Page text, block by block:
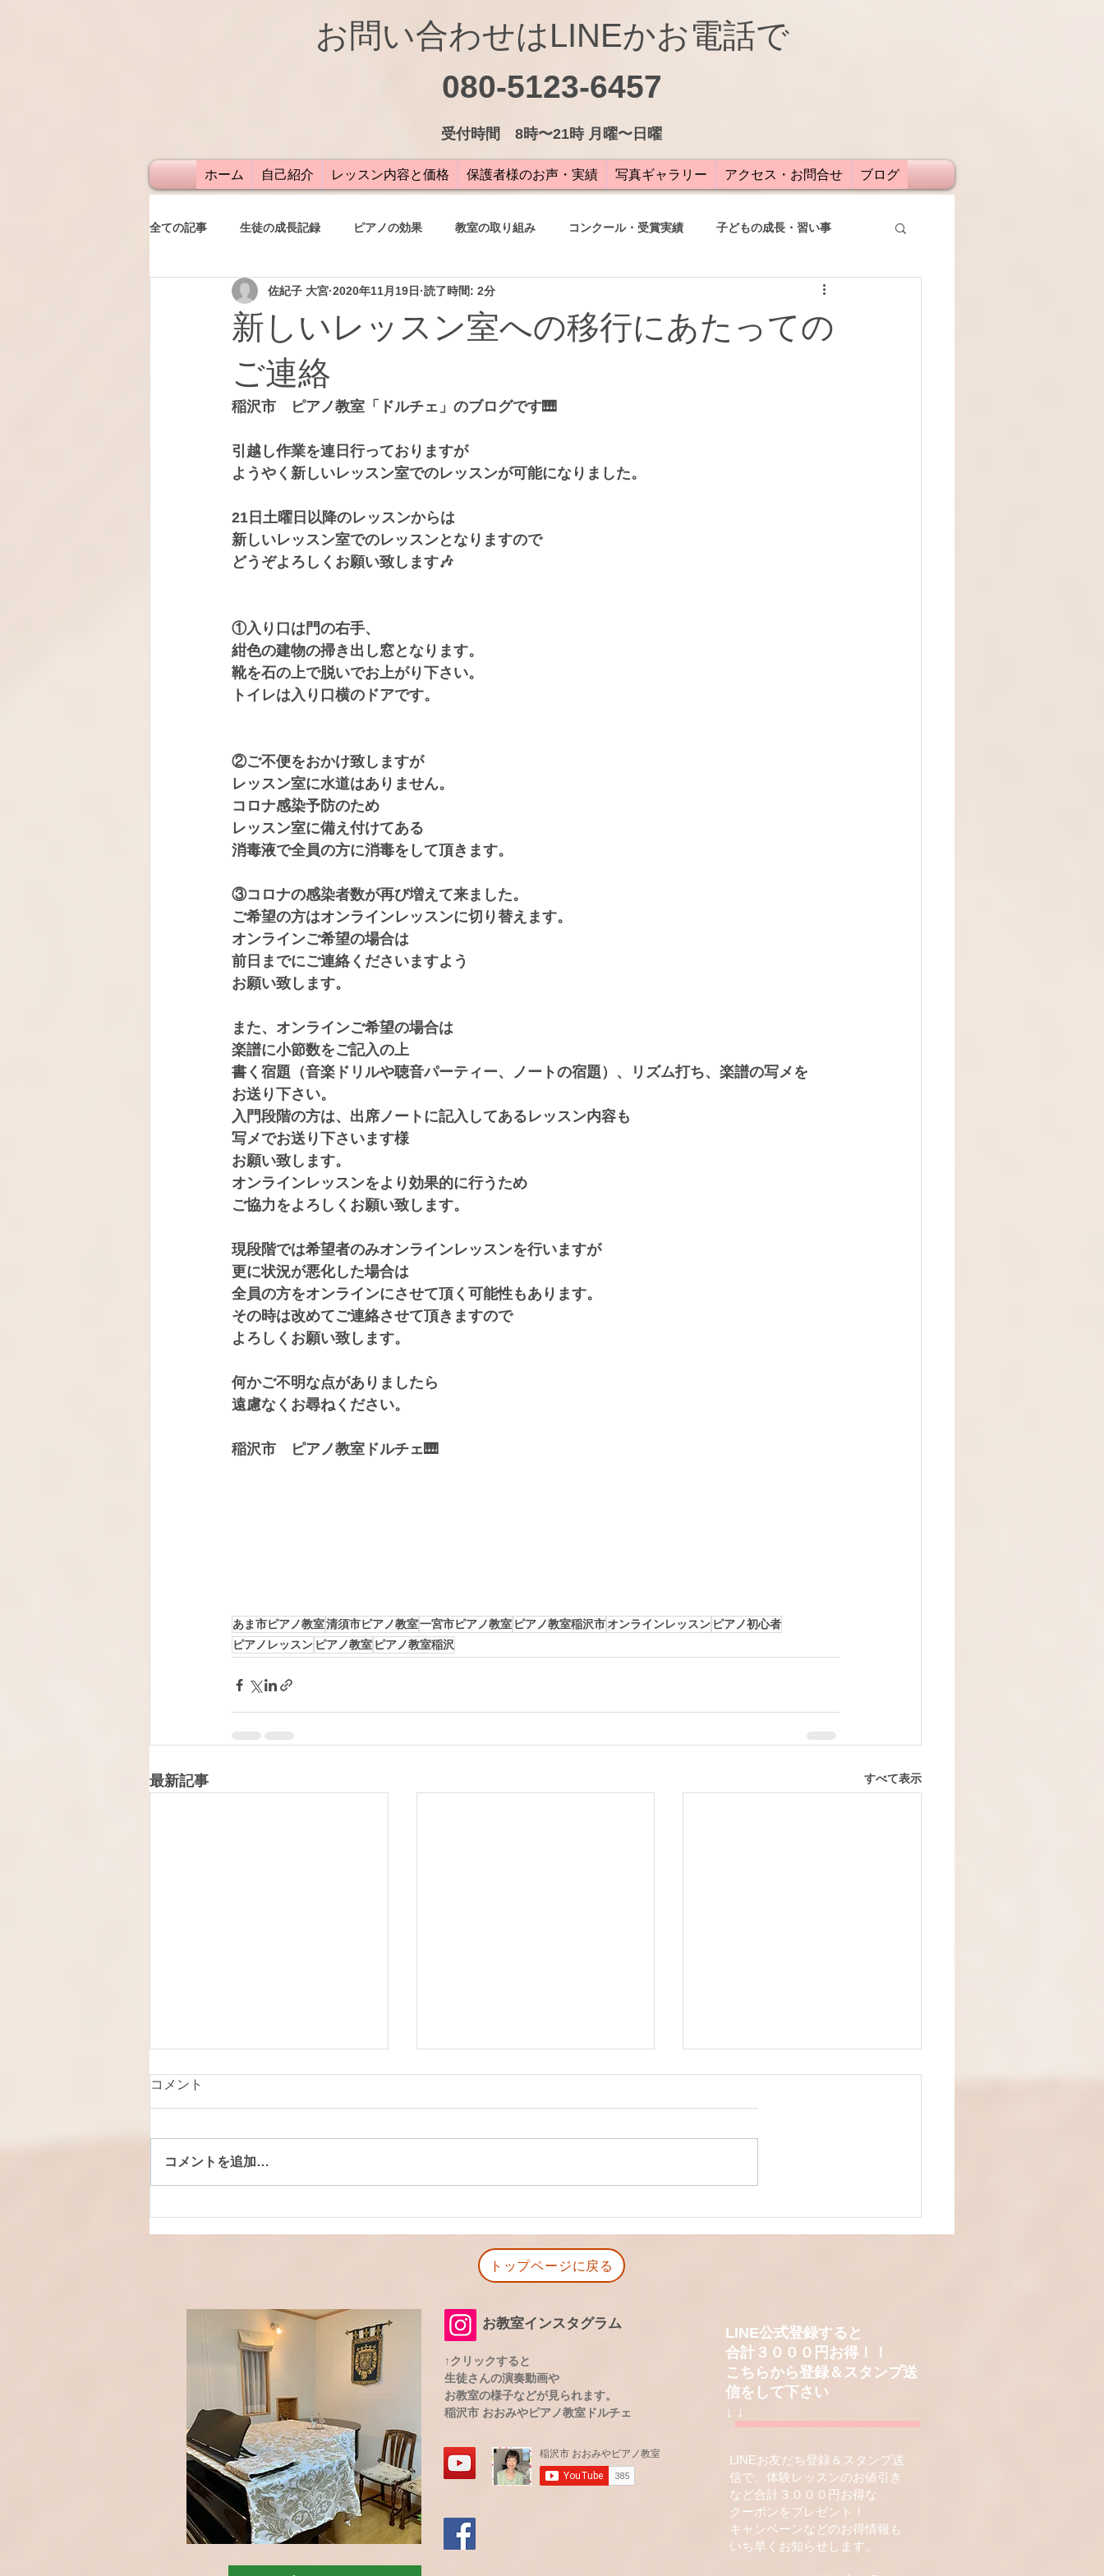
お問い合わせはLINEかお電話で
080-5123-6457
受付時間 8時〜21時 月曜〜日曜
ホーム 自己紹介 レッスン内容と価格 保護者様のお声・実績 写真ギャラリー アクセス・お問合せ ブログ
全ての記事 生徒の成長記録 ピアノの効果 教室の取り組み コンクール・受賞実績 子どもの成長・習い事
レッスン 保護者の声
新しいレッスン室への移行にあたっての
ご連絡
佐紀子 大宮 2020年11月19日 読了時間: 2分
稲沢市　ピアノ教室「ドルチェ」のブログです🎹
引越し作業を連日行っておりますが
ようやく新しいレッスン室でのレッスンが可能になりました。
21日土曜日以降のレッスンからは
新しいレッスン室でのレッスンとなりますので
どうぞよろしくお願い致します🎶
①入り口は門の右手、
紺色の建物の掃き出し窓となります。
靴を石の上で脱いでお上がり下さい。
トイレは入り口横のドアです。
②ご不便をおかけ致しますが
レッスン室に水道はありません。
コロナ感染予防のため
レッスン室に備え付けてある
消毒液で全員の方に消毒をして頂きます。
③コロナの感染者数が再び増えて来ました。
ご希望の方はオンラインレッスンに切り替えます。
オンラインご希望の場合は
前日までにご連絡くださいますよう
お願い致します。
また、オンラインご希望の場合は
楽譜に小節数をご記入の上
書く宿題（音楽ドリルや聴音パーティー、ノートの宿題）、リズム打ち、楽譜の写メを
お送り下さい。
入門段階の方は、出席ノートに記入してあるレッスン内容も
写メでお送り下さいます様
お願い致します。
オンラインレッスンをより効果的に行うため
ご協力をよろしくお願い致します。
現段階では希望者のみオンラインレッスンを行いますが
更に状況が悪化した場合は
全員の方をオンラインにさせて頂く可能性もあります。
その時は改めてご連絡させて頂きますので
よろしくお願い致します。
何かご不明な点がありましたら
遠慮なくお尋ねください。
稲沢市　ピアノ教室ドルチェ🎹
あま市ピアノ教室清須市ピアノ教室一宮市ピアノ教室 ピアノ教室稲沢市オンラインレッスン ピアノ初心者
ピアノレッスン ピアノ教室 ピアノ教室稲沢
最新記事 すべて表示
表会｜保護者の皆さまから届
｜「見応えのある発表会でし
た」と嬉しいご感想
ら始まった中学生とのピアノ
コメント
コメントを追加…
トップページに戻る
LINE公式登録すると
合計３０００円お得！！
こちらから登録＆スタンプ送
信をして下さい
↓ ↓
LINEお友だち登録＆スタンプ送
信で、体験レッスンのお値引き
など合計３０００円 お得な
クーポンをプレゼント！
キャンペーンなどのお得情報も
​いち早くお知らせします。
お教室インスタグラム
↑クリックすると
生徒さんの演奏動画や
お教室の様子などが​見られます。
稲沢市 おおみやピアノ教室ドルチェ